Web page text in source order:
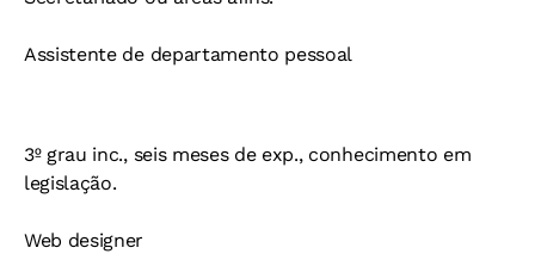
Assistente de departamento pessoal
3º grau inc., seis meses de exp., conhecimento em
legislação.
Web designer